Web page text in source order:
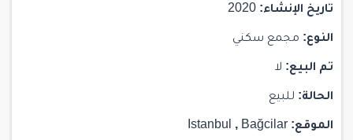
تاريخ الإنشاء:
النوع: مجمع سكني
تم البيع:
الحالة:
الموقع: Istanbul , Bağcilar